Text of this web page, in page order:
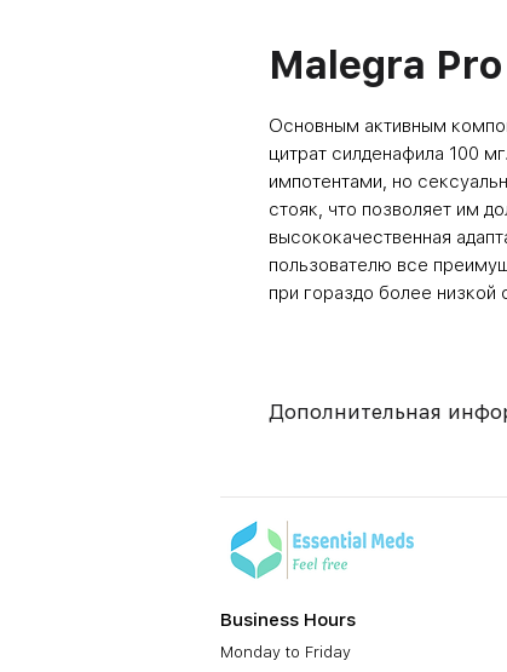
Malegra
Основным активным
цитрат силденафила 100
импотентами, но
стояк, что позволяет им
высококачественная
пользователю все
при гораздо более низкой
Дополнительная
Dosage Form
Equivalent brand
Generic Name
Business Hours
Monday to Friday